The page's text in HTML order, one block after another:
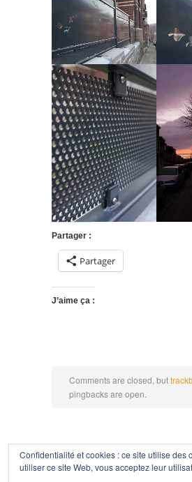
Partager :
Partager
J’aime ça :
Comments are closed, but
pingbacks are open.
Politique de confidentialité
Confidentialité et cookies : ce site utilise des
utiliser ce site Web, vous acceptez leur